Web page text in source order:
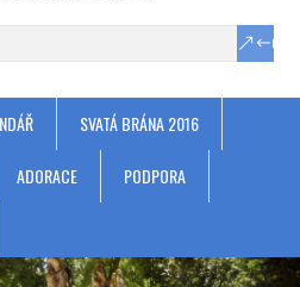
SVATÁ BRÁNA 2016
ADORACE PODPORA